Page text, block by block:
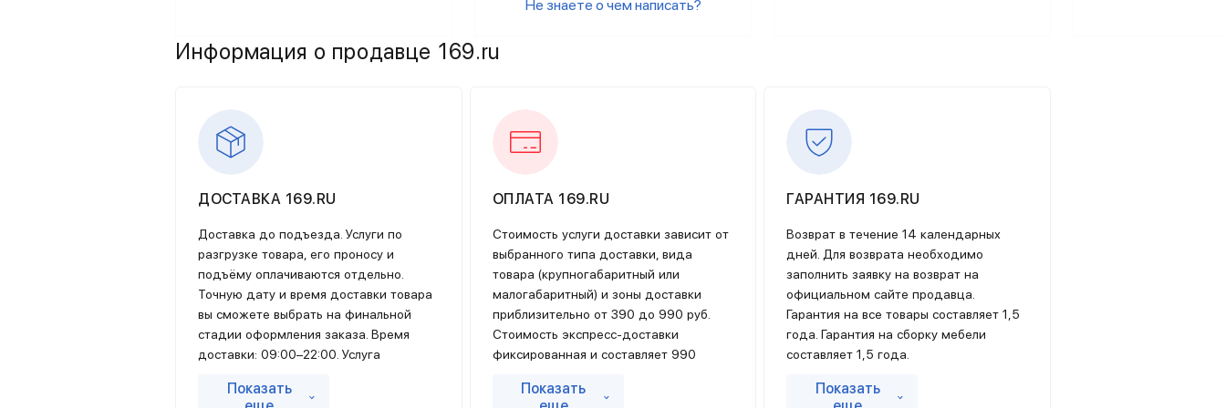
и при отгрузке готовой мебели покупателям. Это правило обязательно даже для постоянных, надежных и проверенных
Забота об уровне жизни и комфорта покупателя выражается в готовности сотрудников компании предоставить каждому
способным украсить и преобразить интерьер – о какой бы покупке ни шла речь.
5. Удобство
Для того, чтобы клиентам было удобно, в интернет-магазине 169.ru существует удобная система фильтров – с ее помощью
можно найти любой предмет мебели, подобрав его по стилю, цвету и другим параметрам. Каталог с ценами и фото позволит вам
сориентироваться в изобилии ассортимента. Менеджеры компании всегда готовы ответить на все вопросы и разрешить любые
затруднения при первом же обращении. Сделать это можно как онлайн или по телефону, так и очно, посетив салоны компании в
Не знаете о чем написать?
Информация о продавце 169.ru
ДОСТАВКА 169.RU
Доставка до подъезда. Услуги по
разгрузке товара, его проносу и
подъёму оплачиваются отдельно.
Точную дату и время доставки товара
вы сможете выбрать на финальной
стадии оформления заказа. Время
доставки: 09:00–22:00. Услуга
только в пределах МКАД + 10 км.
Показать
ОПЛАТА 169.RU
Стоимость услуги доставки зависит от
выбранного типа доставки, вида
товара (крупногабаритный или
малогабаритный) и зоны доставки
приблизительно от 390 до 990 руб.
Стоимость экспресс-доставки
фиксированная и составляет 990
Оплата курьеру осуществляется только
Показать
ГАРАНТИЯ 169.RU
Возврат в течение 14 календарных
дней. Для возврата необходимо
заполнить заявку на возврат на
официальном сайте продавца.
Гарантия на все товары составляет 1,5
года. Гарантия на сборку мебели
составляет 1,5 года.
уточняйте у Продавца.
Показать